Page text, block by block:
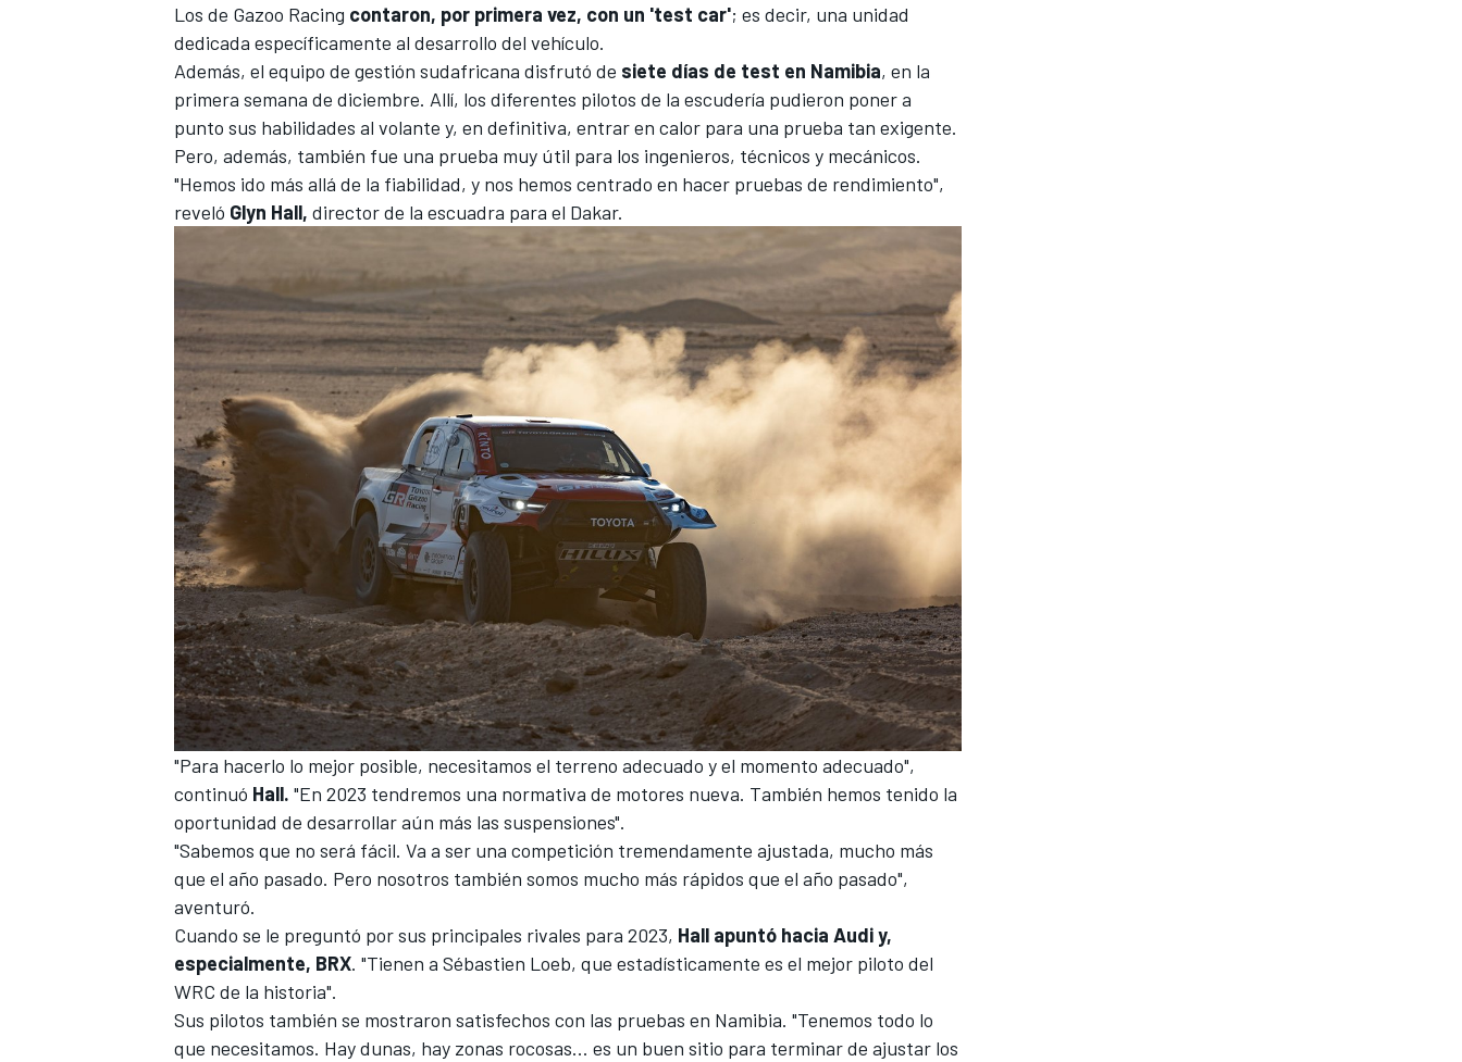
MÁS CATEGORÍAS
Los de Gazoo Racing contaron, por primera vez, con un 'test car'; es decir, una unidad
dedicada específicamente al desarrollo del vehículo.
Además, el equipo de gestión sudafricana disfrutó de siete días de test en Namibia, en la
primera semana de diciembre. Allí, los diferentes pilotos de la escudería pudieron poner a
punto sus habilidades al volante y, en definitiva, entrar en calor para una prueba tan exigente.
Pero, además, también fue una prueba muy útil para los ingenieros, técnicos y mecánicos.
"Hemos ido más allá de la fiabilidad, y nos hemos centrado en hacer pruebas de rendimiento",
reveló Glyn Hall, director de la escuadra para el Dakar.
"Para hacerlo lo mejor posible, necesitamos el terreno adecuado y el momento adecuado",
continuó Hall. "En 2023 tendremos una normativa de motores nueva. También hemos tenido la
oportunidad de desarrollar aún más las suspensiones".
"Sabemos que no será fácil. Va a ser una competición tremendamente ajustada, mucho más
que el año pasado. Pero nosotros también somos mucho más rápidos que el año pasado",
aventuró.
Cuando se le preguntó por sus principales rivales para 2023, Hall apuntó hacia Audi y,
especialmente, BRX. "Tienen a Sébastien Loeb, que estadísticamente es el mejor piloto del
WRC de la historia".
Sus pilotos también se mostraron satisfechos con las pruebas en Namibia. "Tenemos todo lo
que necesitamos. Hay dunas, hay zonas rocosas... es un buen sitio para terminar de ajustar los